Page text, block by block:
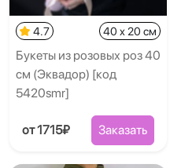
4.7 40 x 20 см
Букеты из розовых роз 40
см (Эквадор) [код
5420smr]
от 1715₽ Заказать